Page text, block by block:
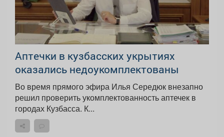
Аптечки в кузбасских укрытиях
оказались недоукомплектованы
Во время прямого эфира Илья Середюк внезапно
решил проверить укомплектованность аптечек в
городах Кузбасса. К...